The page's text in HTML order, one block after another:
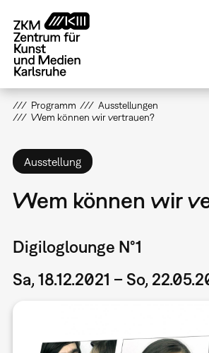
zum
Inhalt
Programm
Ausstellungen
Wem können wir vertrauen?
Ausstellung
Wem können wir
Digiloglounge N°1
Sa, 18.12.2021 – So,